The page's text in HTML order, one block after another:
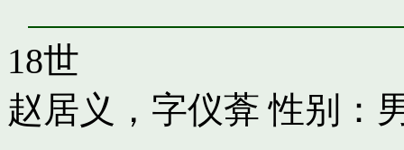
18世
赵居义，字仪葊 性别：